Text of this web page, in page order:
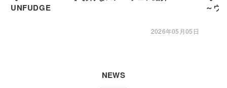
UNFUDGE
2026年05月05日
～ウ
NEWS